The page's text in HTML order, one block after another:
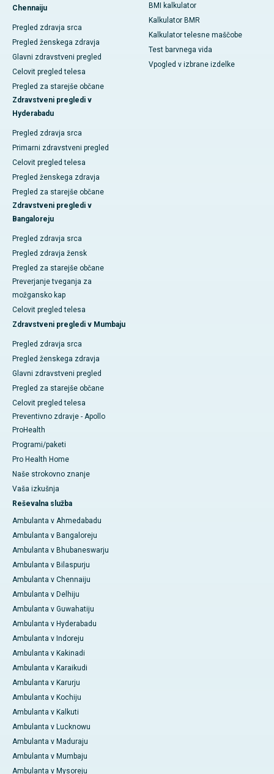
Chennaiju
Pregled zdravja srca
Pregled ženskega zdravja
Glavni zdravstveni pregled
Celovit pregled telesa
Pregled za starejše občane
Zdravstveni pregledi v
Hyderabadu
Pregled zdravja srca
Primarni zdravstveni pregled
Celovit pregled telesa
Pregled ženskega zdravja
Pregled za starejše občane
Zdravstveni pregledi v
Bangaloreju
Pregled zdravja srca
Pregled zdravja žensk
Pregled za starejše občane
Preverjanje tveganja za
možgansko kap
Celovit pregled telesa
Zdravstveni pregledi v Mumbaju
Pregled zdravja srca
Pregled ženskega zdravja
Glavni zdravstveni pregled
Pregled za starejše občane
Celovit pregled telesa
Preventivno zdravje - Apollo
ProHealth
Programi/paketi
Pro Health Home
Naše strokovno znanje
Vaša izkušnja
Reševalna služba
Ambulanta v Ahmedabadu
Ambulanta v Bangaloreju
Ambulanta v Bhubaneswarju
Ambulanta v Bilaspurju
Ambulanta v Chennaiju
Ambulanta v Delhiju
Ambulanta v Guwahatiju
Ambulanta v Hyderabadu
Ambulanta v Indoreju
Ambulanta v Kakinadi
Ambulanta v Karaikudi
Ambulanta v Karurju
Ambulanta v Kochiju
Ambulanta v Kalkuti
Ambulanta v Lucknowu
Ambulanta v Maduraju
Ambulanta v Mumbaju
Ambulanta v Mysoreju
BMI kalkulator
Kalkulator BMR
Kalkulator telesne maščobe
Test barvnega vida
Vpogled v izbrane izdelke